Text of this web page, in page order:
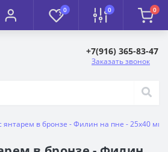
0 0 0
+7(916) 365-83-47
Заказать звонок
янтарем в бронзе - Филин на пне - 25х40 мм